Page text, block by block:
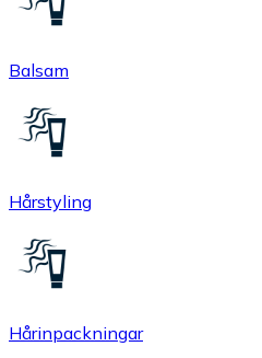
Balsam
Hårstyling
Hårinpackningar